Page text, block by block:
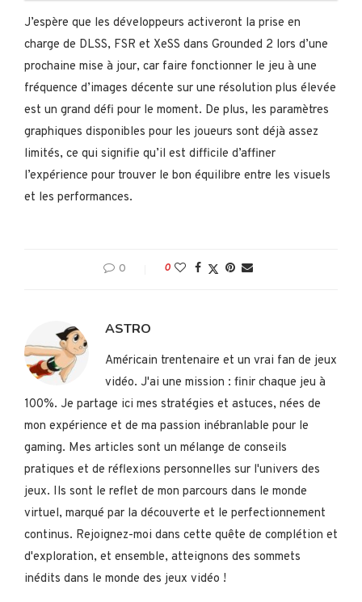
J’espère que les développeurs activeront la prise en
charge de DLSS, FSR et XeSS dans Grounded 2 lors d’une
prochaine mise à jour, car faire fonctionner le jeu à une
fréquence d’images décente sur une résolution plus élevée
est un grand défi pour le moment. De plus, les paramètres
graphiques disponibles pour les joueurs sont déjà assez
limités, ce qui signifie qu’il est difficile d’affiner
l’expérience pour trouver le bon équilibre entre les visuels
et les performances.
0 0
ASTRO
Américain trentenaire et un vrai fan de jeux
vidéo. J'ai une mission : finir chaque jeu à
100%. Je partage ici mes stratégies et astuces, nées de
mon expérience et de ma passion inébranlable pour le
gaming. Mes articles sont un mélange de conseils
pratiques et de réflexions personnelles sur l'univers des
jeux. Ils sont le reflet de mon parcours dans le monde
virtuel, marqué par la découverte et le perfectionnement
continus. Rejoignez-moi dans cette quête de complétion et
d'exploration, et ensemble, atteignons des sommets
inédits dans le monde des jeux vidéo !